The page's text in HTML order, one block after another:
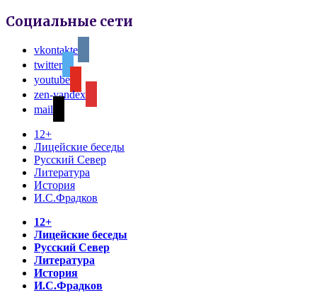
Социальные сети
vkontakte
twitter
youtube
zen-yandex
mail
12+
Лицейские беседы
Русский Север
Литература
История
И.С.Фрадков
12+
Лицейские беседы
Русский Север
Литература
История
И.С.Фрадков